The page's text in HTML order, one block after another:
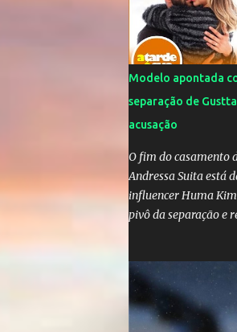
China por 5 a 0 na
olimpíadas de
vezes, Debinha,
Zaneratto foram
embaixadora
para as meninas e
Modelo apontada
separação de
acusação
O fim do casamento
Andressa Suita está
influencer Huma
pivô da separação e
aqui, nunca pensei
nem cabeça pudesse
proporção. Queria